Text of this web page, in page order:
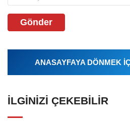
Gönder
ANASAYFAYA DÖNMEK
İLGINIZI ÇEKEBILIR